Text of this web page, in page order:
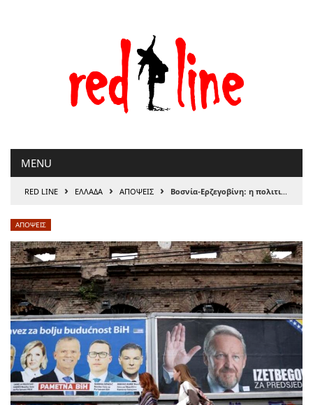
MENU
RED LINE › ΕΛΛΑΔΑ › ΑΠΟΨΕΙΣ › Βοσνία-Ερζεγοβίνη: η πολιτική αστάθεια μεγαλώνει, οι εθνικιστικοί κίνδυνοι καραδοκούν
ΑΠΟΨΕΙΣ